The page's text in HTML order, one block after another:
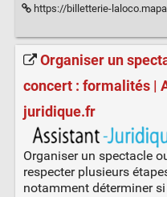
https://billetterie-
Organiser un
concert : formalités |
juridique.fr
Organiser un spectacle
respecter plusieurs
notamment déterminer